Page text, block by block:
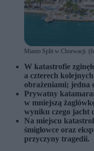
Miasto Split w Chorwacji.
W katastrofie
a czterech
obrażeniami; jedna
Prywatny
w mniejszą
wyniku czego jacht
Na miejscu
śmigłowce oraz
przyczyny tragedii.